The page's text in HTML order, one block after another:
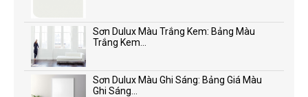
Sơn Dulux Màu Trắng Kem: Bảng Màu
Trắng Kem...
Sơn Dulux Màu Ghi Sáng: Bảng Giá Màu
Ghi Sáng...